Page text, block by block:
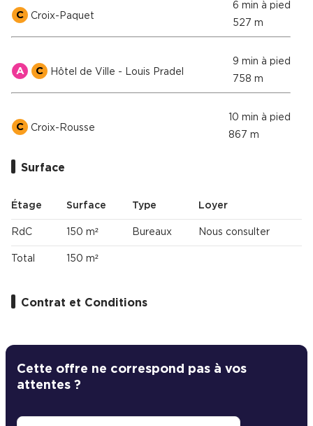
C Croix-Paquet
6 min à pied
527 m
A C Hôtel de Ville - Louis Pradel
9 min à pied
758 m
C Croix-Rousse
10 min à pied
867 m
Surface
Étage Surface Type Loyer
RdC 150 m² Bureaux Nous consulter
Total 150 m²
Contrat et Conditions
Cette offre ne correspond pas à vos
attentes ?